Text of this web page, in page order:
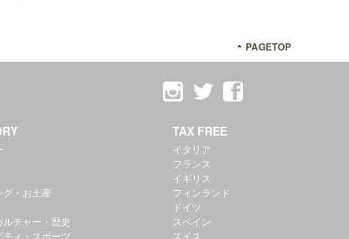
PAGETOP
グ・お土産
チャー・歴史
ティ・スポーツ
TAX FREE
イタリア
フランス
イギリス
フィンランド
ドイツ
スペイン
スイス